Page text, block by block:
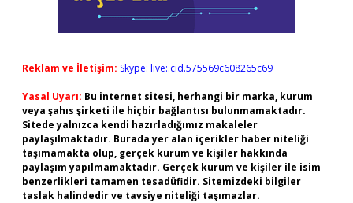
Reklam ve İletişim: Skype: live:.cid.575569c608265c69
Yasal Uyarı: Bu internet sitesi, herhangi bir marka, kurum
veya şahıs şirketi ile hiçbir bağlantısı bulunmamaktadır.
Sitede yalnızca kendi hazırladığımız makaleler
paylaşılmaktadır. Burada yer alan içerikler haber niteliği
taşımamakta olup, gerçek kurum ve kişiler hakkında
paylaşım yapılmamaktadır. Gerçek kurum ve kişiler ile isim
benzerlikleri tamamen tesadüfidir. Sitemizdeki bilgiler
taslak halindedir ve tavsiye niteliği taşımazlar.